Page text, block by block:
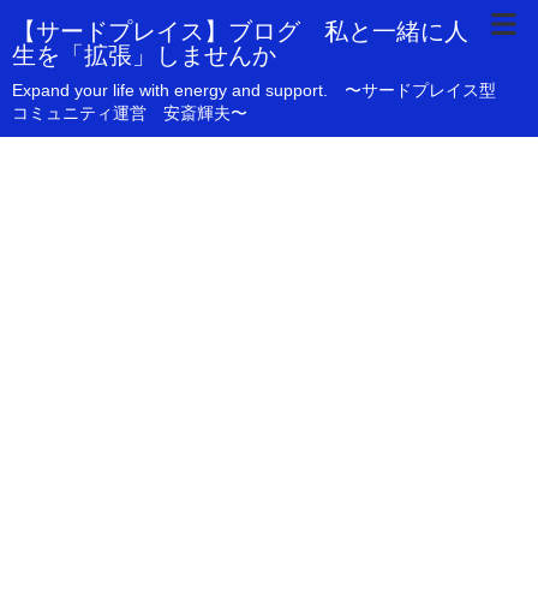
【サードプレイス】ブログ 私と一緒に人
生を「拡張」しませんか
Expand your life with energy and support. 〜サードプレイス型
コミュニティ運営 安斎輝夫〜